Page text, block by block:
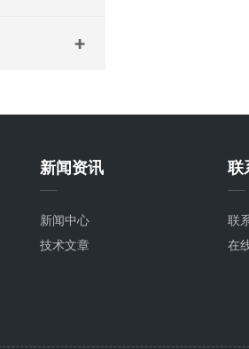
新闻资讯
新闻中心
技术文章
联
联
在